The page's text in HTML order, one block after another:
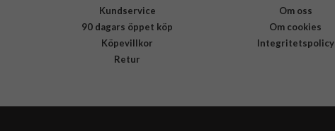
Kundservice
90 dagars öppet köp
Köpevillkor
Retur
Om oss
Om cookies
Integritetspolicy